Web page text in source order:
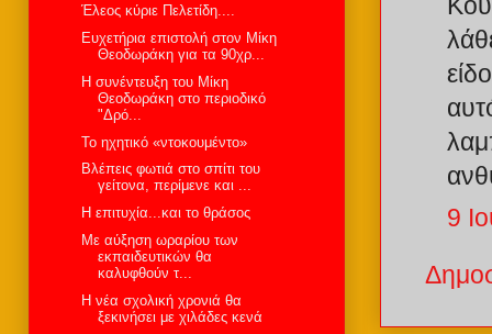
9
Έλεος κύριε Πελετίδη....
Ευχετήρια επιστολή στον Μίκη
Θεοδωράκη για τα 90χρ...
Η συνέντευξη του Μίκη
Θεοδωράκη στο περιοδικό
"Δρό...
Το ηχητικό «ντοκουμέντο»
Βλέπεις φωτιά στο σπίτι του
γείτονα, περίμενε και ...
Η επιτυχία...και το θράσος
Με αύξηση ωραρίου των
εκπαιδευτικών θα
καλυφθούν τ...
H νέα σχολική χρονιά θα
ξεκινήσει με χιλάδες κενά